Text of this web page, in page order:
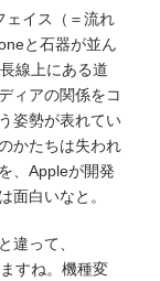
ェイス（＝流れ
と石器が並ん
線上にある道
ィアの関係をコ
姿勢が表れてい
かたちは失われ
、Appleが開発
面白いなと。
違って、
すね。機種変